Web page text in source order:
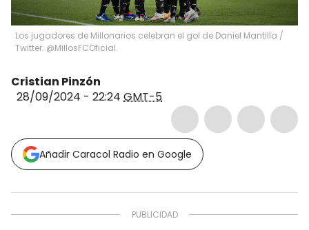
Los jugadores de Millonarios celebran el gol de Daniel Mantilla /
Twitter: @MillosFCOficial.
Cristian Pinzón
28/09/2024 - 22:24 GMT-5
Añadir Caracol Radio en Google